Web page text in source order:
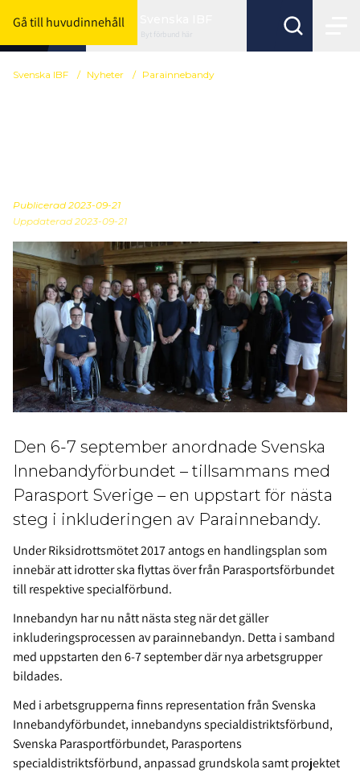
Gå till huvudinnehåll
Byt förbund här
Svenska IBF / Nyheter / Para­innebandy
Publicerad 2023-09-21
Uppdaterad 2023-09-21
Den 6-7 september anordnade Svenska
Innebandyförbundet – tillsammans med
Parasport Sverige – en uppstart för nästa
steg i inkluderingen av Parainnebandy.
Under Riksidrottsmötet 2017 antogs en handlingsplan som
innebär att idrotter ska flyttas över från Parasportsförbundet
till respektive specialförbund.
Innebandyn har nu nått nästa steg när det gäller
inkluderingsprocessen av parainnebandyn. Detta i samband
med uppstarten den 6-7 september där nya arbetsgrupper
bildades.
Med i arbetsgrupperna finns representation från Svenska
Innebandyförbundet, innebandyns specialdistriktsförbund,
Svenska Parasportförbundet, Parasportens
specialdistriktsförbund, anpassad grundskola samt projektet